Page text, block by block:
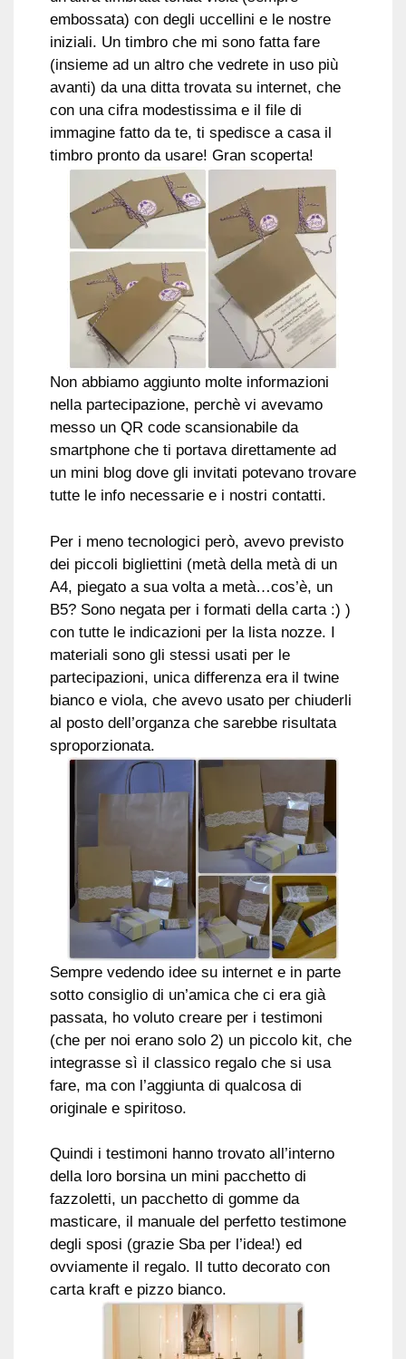
embossata) con degli uccellini e le nostre
iniziali. Un timbro che mi sono fatta fare
(insieme ad un altro che vedrete in uso più
avanti) da una ditta trovata su internet, che
con una cifra modestissima e il file di
immagine fatto da te, ti spedisce a casa il
timbro pronto da usare! Gran scoperta!
Non abbiamo aggiunto molte informazioni
nella partecipazione, perchè vi avevamo
messo un QR code scansionabile da
smartphone che ti portava direttamente ad
un mini blog dove gli invitati potevano trovare
tutte le info necessarie e i nostri contatti.
Per i meno tecnologici però, avevo previsto
dei piccoli bigliettini (metà della metà di un
A4, piegato a sua volta a metà…cos’è, un
B5? Sono negata per i formati della carta :) )
con tutte le indicazioni per la lista nozze. I
materiali sono gli stessi usati per le
partecipazioni, unica differenza era il twine
bianco e viola, che avevo usato per chiuderli
al posto dell’organza che sarebbe risultata
sproporzionata.
Sempre vedendo idee su internet e in parte
sotto consiglio di un’amica che ci era già
passata, ho voluto creare per i testimoni
(che per noi erano solo 2) un piccolo kit, che
integrasse sì il classico regalo che si usa
fare, ma con l’aggiunta di qualcosa di
originale e spiritoso.
Quindi i testimoni hanno trovato all’interno
della loro borsina un mini pacchetto di
fazzoletti, un pacchetto di gomme da
masticare, il manuale del perfetto testimone
degli sposi (grazie Sba per l’idea!) ed
ovviamente il regalo. Il tutto decorato con
carta kraft e pizzo bianco.